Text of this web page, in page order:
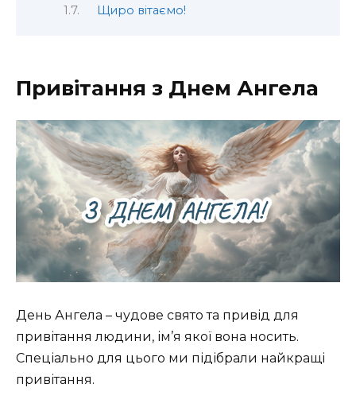
Щиро вітаємо!
Привітання з Днем Ангела
День Ангела – чудове свято та привід для
привітання людини, ім’я якої вона носить.
Спеціально для цього ми підібрали найкращі
привітання.